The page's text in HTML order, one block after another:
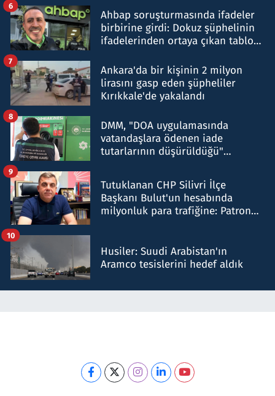
Ahbap soruşturmasında ifadeler
birbirine girdi: Dokuz şüphelinin
ifadelerinden ortaya çıkan tablo
6
Ankara'da bir kişinin 2 milyon
lirasını gasp eden şüpheliler
Kırıkkale'de yakalandı
7
DMM, "DOA uygulamasında
vatandaşlara ödenen iade
tutarlarının düşürüldüğü"
8
Tutuklanan CHP Silivri İlçe
Başkanı Bulut'un hesabında
milyonluk para trafiğine: Patron
9
Husiler: Suudi Arabistan'ın
Aramco tesislerini hedef aldık
10